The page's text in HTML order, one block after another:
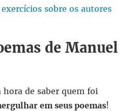
sobre os autores
de Manuel
de saber quem foi
em seus poemas!